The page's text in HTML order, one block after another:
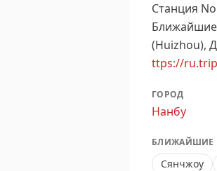
Станция
Ближайшие
(Huizhou),
ttps://
ГОРОД
Нанбу
БЛИЖАЙШИЕ
Сянчжоу